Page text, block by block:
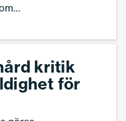
(M) till
kritik
för